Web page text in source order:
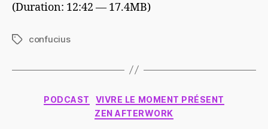
(Duration: 12:42 — 17.4MB)
Étiquettes
confucius
Catégories
PODCAST
VIVRE LE MOMENT PRÉSENT
ZEN AFTERWORK